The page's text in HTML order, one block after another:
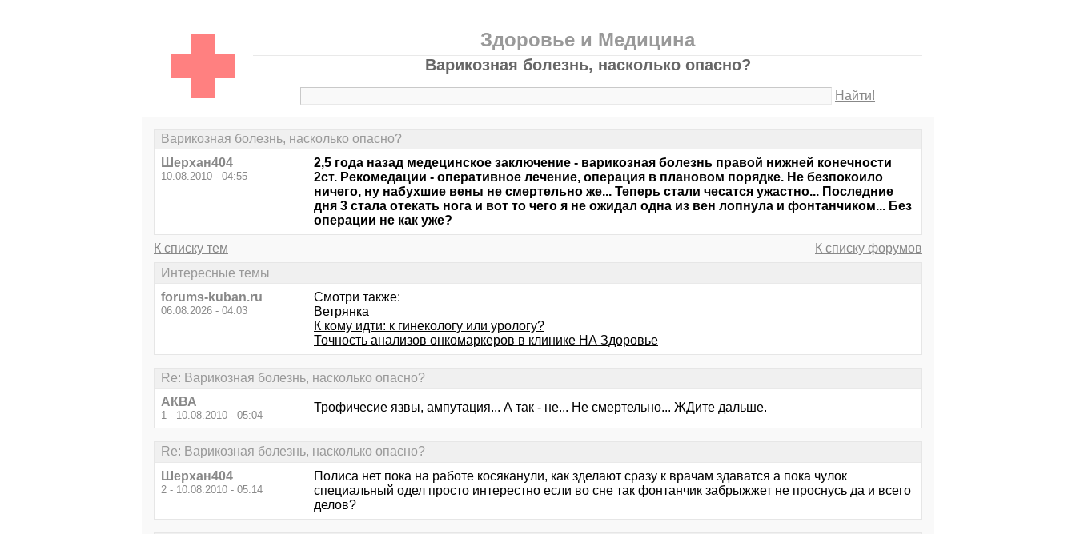
Здоровье и Медицина
Варикозная болезнь, насколько опасно?
Найти!
Варикозная болезнь, насколько опасно?
Шерхан404
10.08.2010 - 04:55
2,5 года назад медецинское заключение - варикозная болезнь правой нижней конечности
2ст. Рекомедации - оперативное лечение, операция в плановом порядке. Не безпокоило
ничего, ну набухшие вены не смертельно же... Теперь стали чесатся ужастно... Последние
дня 3 стала отекать нога и вот то чего я не ожидал одна из вен лопнула и фонтанчиком... Без
операции не как уже?
К списку тем
К списку форумов
Интересные темы
forums-kuban.ru
06.08.2026 - 04:03
Смотри также:
Ветрянка
К кому идти: к гинекологу или урологу?
Точность анализов онкомаркеров в клинике НА Здоровье
Re: Варикозная болезнь, насколько опасно?
АКВА
1 - 10.08.2010 - 05:04
Трофичесие язвы, ампутация... А так - не... Не смертельно... ЖДите дальше.
Re: Варикозная болезнь, насколько опасно?
Шерхан404
2 - 10.08.2010 - 05:14
Полиса нет пока на работе косяканули, как зделают сразу к врачам здаватся а пока чулок
специальный одел просто интерестно если во сне так фонтанчик забрыжжет не проснусь да и всего
делов?